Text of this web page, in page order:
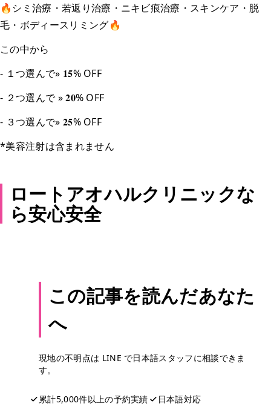
🔥シミ治療・若返り治療・ニキビ痕治療・スキンケア・脱
毛・ボディースリミング🔥
この中から
- １つ選んで» 𝟏𝟓% OFF
- ２つ選んで » 𝟐𝟎% OFF
- ３つ選んで» 𝟐𝟓% OFF
*美容注射は含まれません
ロートアオハルクリニックな
ら安心安全
この記事を読んだあなた
へ
現地の不明点は LINE で日本語スタッフに相談できま
す。
累計5,000件以上の予約実績
日本語対応